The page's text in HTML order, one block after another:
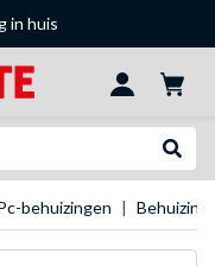
in huis
behuizingen